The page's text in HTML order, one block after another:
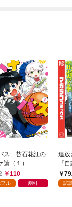
ス 苔石花江の
論（１）
110
フル 割引
追放
『
領地
強の
試